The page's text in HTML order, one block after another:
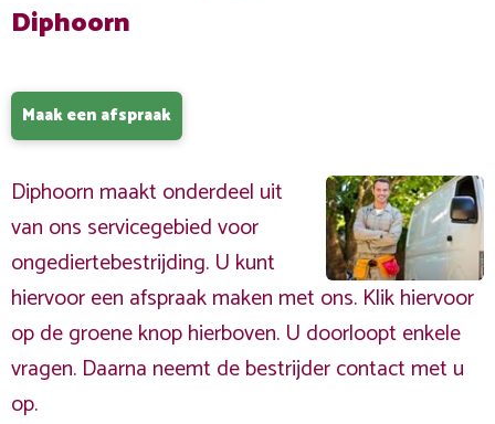
Diphoorn
Maak een afspraak
Diphoorn maakt onderdeel uit
van ons servicegebied voor
ongediertebestrijding. U kunt
hiervoor een afspraak maken met ons. Klik hiervoor
op de groene knop hierboven. U doorloopt enkele
vragen. Daarna neemt de bestrijder contact met u
op.